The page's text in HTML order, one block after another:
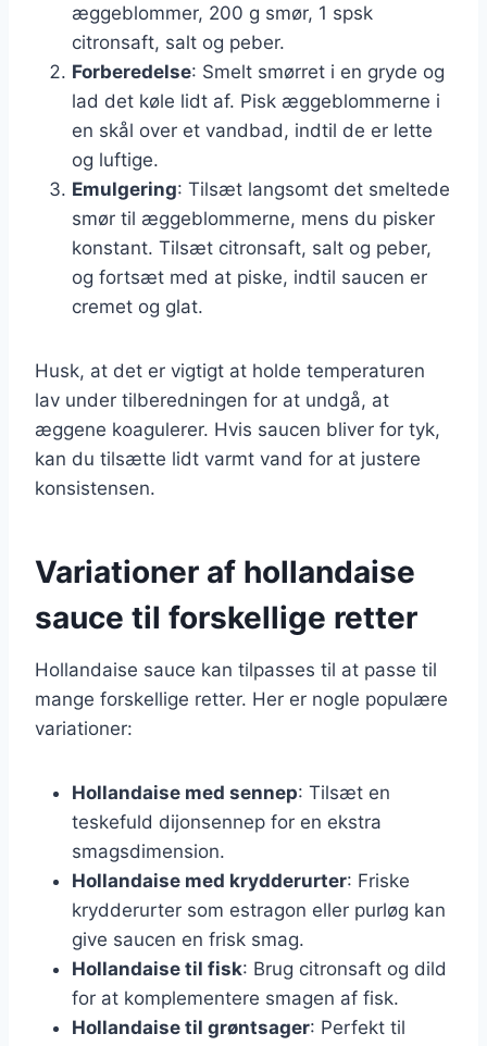
æggeblommer, 200 g smør, 1 spsk
citronsaft, salt og peber.
Forberedelse: Smelt smørret i en gryde og
lad det køle lidt af. Pisk æggeblommerne i
en skål over et vandbad, indtil de er lette
og luftige.
Emulgering: Tilsæt langsomt det smeltede
smør til æggeblommerne, mens du pisker
konstant. Tilsæt citronsaft, salt og peber,
og fortsæt med at piske, indtil saucen er
cremet og glat.
Husk, at det er vigtigt at holde temperaturen
lav under tilberedningen for at undgå, at
æggene koagulerer. Hvis saucen bliver for tyk,
kan du tilsætte lidt varmt vand for at justere
konsistensen.
Variationer af hollandaise
sauce til forskellige retter
Hollandaise sauce kan tilpasses til at passe til
mange forskellige retter. Her er nogle populære
variationer:
Hollandaise med sennep: Tilsæt en
teskefuld dijonsennep for en ekstra
smagsdimension.
Hollandaise med krydderurter: Friske
krydderurter som estragon eller purløg kan
give saucen en frisk smag.
Hollandaise til fisk: Brug citronsaft og dild
for at komplementere smagen af fisk.
Hollandaise til grøntsager: Perfekt til